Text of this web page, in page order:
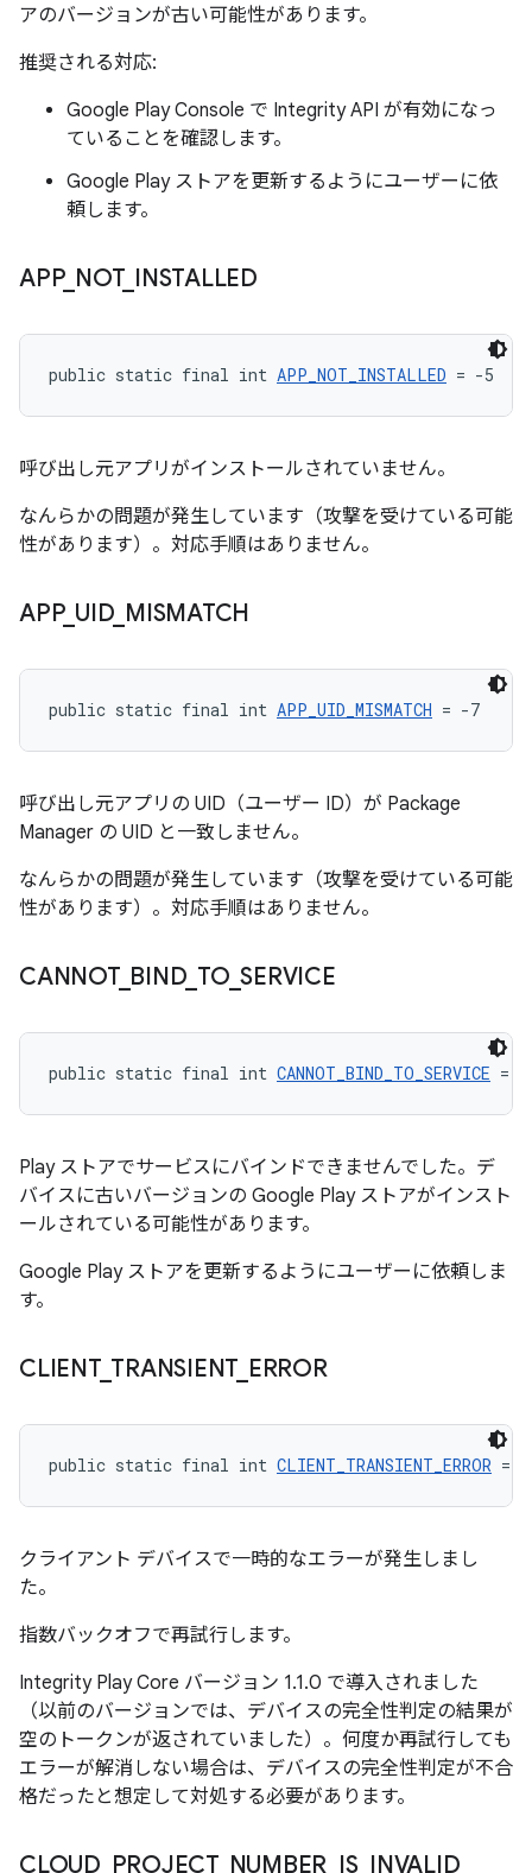
アのバージョンが古い可能性があります。
推奨される対応:
Google Play Console で Integrity API が有効になっ
ていることを確認します。
Google Play ストアを更新するようにユーザーに依
頼します。
APP_ NOT_ INSTALLED
public static final int APP_NOT_INSTALLED = -5
呼び出し元アプリがインストールされていません。
なんらかの問題が発生しています（攻撃を受けている可能
性があります）。対応手順はありません。
APP_ UID_ MISMATCH
public static final int APP_UID_MISMATCH = -7
呼び出し元アプリの UID（ユーザー ID）が Package
Manager の UID と一致しません。
なんらかの問題が発生しています（攻撃を受けている可能
性があります）。対応手順はありません。
CANNOT_ BIND_ TO_SERVICE
public static final int CANNOT_BIND_TO_SERVICE = -
Play ストアでサービスにバインドできませんでした。デ
バイスに古いバージョンの Google Play ストアがインスト
ールされている可能性があります。
Google Play ストアを更新するようにユーザーに依頼しま
す。
CLIENT_ TRANSIENT_ ERROR
public static final int CLIENT_TRANSIENT_ERROR = -
クライアント デバイスで一時的なエラーが発生しまし
た。
指数バックオフで再試行します。
Integrity Play Core バージョン 1.1.0 で導入されました
（以前のバージョンでは、デバイスの完全性判定の結果が
空のトークンが返されていました）。何度か再試行しても
エラーが解消しない場合は、デバイスの完全性判定が不合
格だったと想定して対処する必要があります。
CLOUD_ PROJECT_ NUMBER IS_ INVALID